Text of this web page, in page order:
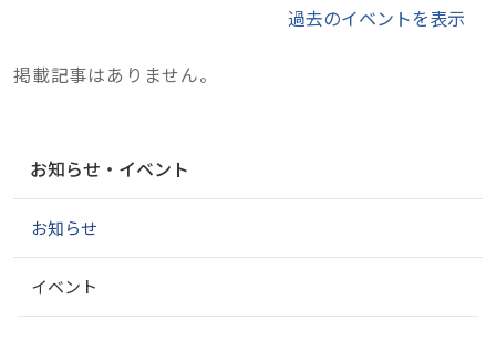
過去のイベントを表示
掲載記事はありません。
ゲ
シ
ン
お知らせ・イベント
お知らせ
イベント